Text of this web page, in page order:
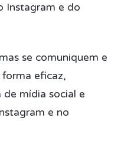
Instagram e do
se comuniquem e
eficaz,
mídia social e
e no